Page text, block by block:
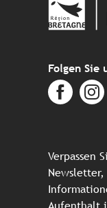
Folgen Sie
Verpassen